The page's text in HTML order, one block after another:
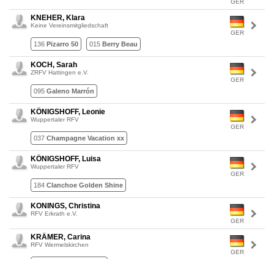
GER
GER
KNEHER, Klara
Keine Vereinsmitgliedschaft
136 Pizarro 50 015 Berry Beau
GER
KOCH, Sarah
ZRFV Hattingen e.V.
095 Galeno Marrón
GER
KÖNIGSHOFF, Leonie
Wuppertaler RFV
037 Champagne Vacation xx
GER
KÖNIGSHOFF, Luisa
Wuppertaler RFV
184 Clanchoe Golden Shine
GER
KONINGS, Christina
RFV Erkrath e.V.
GER
KRÄMER, Carina
RFV Wermelskirchen